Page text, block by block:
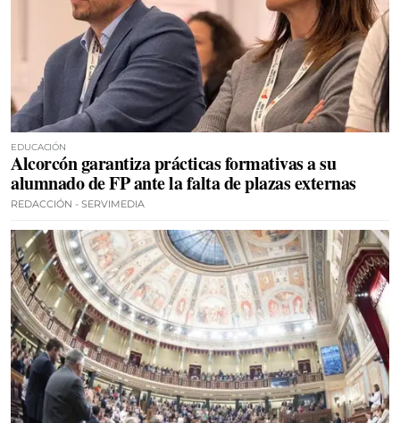
EDUCACIÓN
Alcorcón garantiza prácticas formativas a su
alumnado de FP ante la falta de plazas externas
REDACCIÓN - SERVIMEDIA